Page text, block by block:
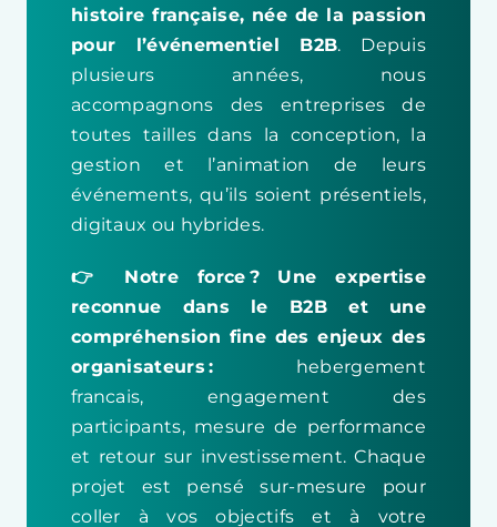
histoire française, née de la passion
pour l’événementiel B2B. Depuis
plusieurs années, nous
accompagnons des entreprises de
toutes tailles dans la conception, la
gestion et l’animation de leurs
événements, qu’ils soient présentiels,
digitaux ou hybrides.
👉 Notre force ?
Une expertise
reconnue dans le B2B et une
compréhension fine des enjeux des
organisateurs : hebergement
francais, engagement des
participants, mesure de performance
et retour sur investissement. Chaque
projet est pensé sur-mesure pour
coller à vos objectifs et à votre